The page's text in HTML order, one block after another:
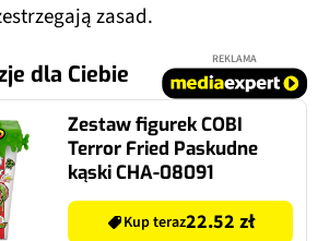
zasad.
dla Ciebie
REKLAMA
Zestaw figurek COBI
Terror Fried Paskudne
kąski CHA-08091
Kup teraz22.52 zł